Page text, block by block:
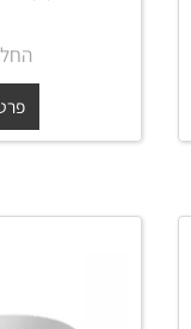
החל מ-